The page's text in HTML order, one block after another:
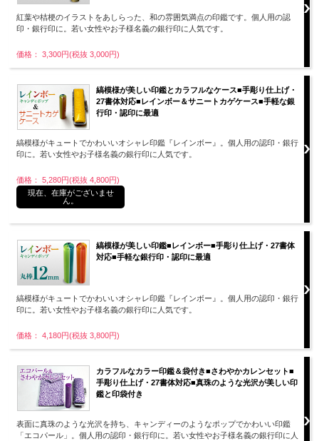
紅葉や桔梗のイラストをあしらった、和の雰囲気満点の印鑑です。個人用の認
印・銀行印に。若い女性やお子様名義の銀行印に人気です。
価格： 3,300円(税抜 3,000円)
縞模様が美しい印鑑とカラフルなケース■手彫り仕上げ・
27書体対応■レインボー＆サニートカゲケース■手軽な銀
行印・認印に最適
縞模様がキュートでかわいいオシャレ印鑑『レインボー』。個人用の認印・銀行
印に。若い女性やお子様名義の銀行印に人気です。
価格： 5,280円(税抜 4,800円)
現在、在庫がございませ
ん。
縞模様が美しい印鑑■レインボー■手彫り仕上げ・27書体
対応■手軽な銀行印・認印に最適
縞模様がキュートでかわいいオシャレ印鑑『レインボー』。個人用の認印・銀行
印に。若い女性やお子様名義の銀行印に人気です。
価格： 4,180円(税抜 3,800円)
カラフルなカラー印鑑＆袋付き■さわやかカレンセット■
手彫り仕上げ・27書体対応■真珠のような光沢が美しい印
鑑と印袋付き
表面に真珠のような光沢を持ち、キャンディーのようなポップでかわいい印鑑
「エコパール」。個人用の認印・銀行印に。若い女性やお子様名義の銀行印に人